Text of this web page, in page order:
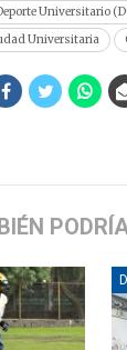
Universitario
Universitaria